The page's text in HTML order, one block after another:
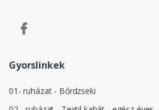
Gyorslinkek
01- ruházat - Bőrdzseki